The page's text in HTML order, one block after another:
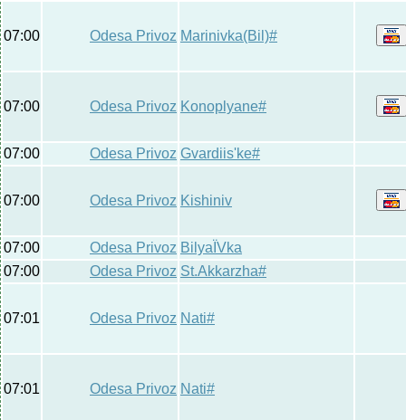
07:00 Odesa Privoz Marinivka(Bil)#
07:00 Odesa Privoz Konoplyane#
07:00 Odesa Privoz Gvardiis'ke#
07:00 Odesa Privoz Kishiniv
07:00 Odesa Privoz BilyaЇVka
07:00
Odesa Privoz St.Akkarzha#
07:01 Odesa Privoz Nati#
07:01 Odesa Privoz Nati#